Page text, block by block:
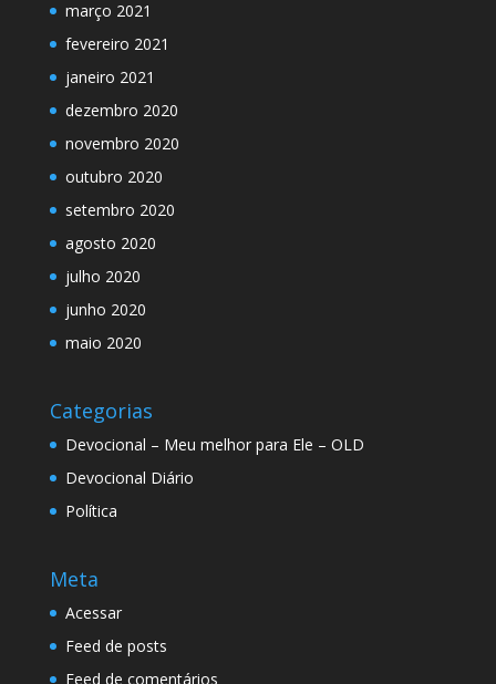
março 2021
fevereiro 2021
janeiro 2021
dezembro 2020
novembro 2020
outubro 2020
setembro 2020
agosto 2020
julho 2020
junho 2020
maio 2020
Categorias
Devocional – Meu melhor para Ele – OLD
Devocional Diário
Política
Meta
Acessar
Feed de posts
Feed de comentários